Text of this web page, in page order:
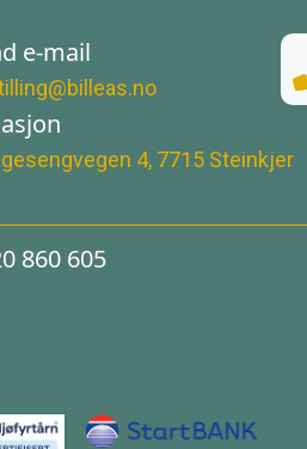
e-mail
4, 7715 Steinkjer
860 605